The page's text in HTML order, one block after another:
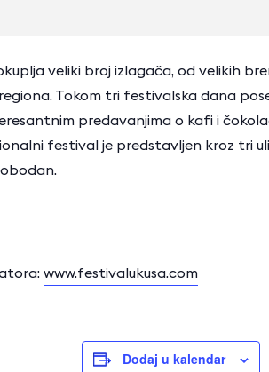
veliki broj izlagača, od velikih
Tokom tri festivalska dana
predavanjima o kafi i
festival je predstavljen kroz tri
www.festivalukusa.com
Dodaj u kalendar